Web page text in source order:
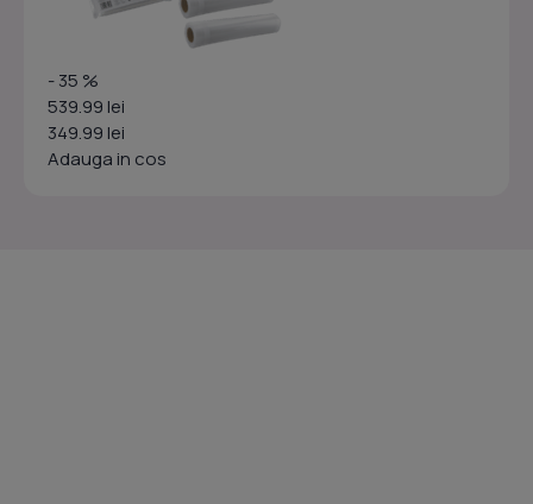
- 35 %
539.99 lei
349.99 lei
Adauga in cos